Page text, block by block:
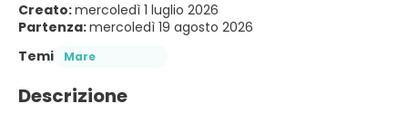
Creato:mercoledì 1 luglio 2026
Partenza:mercoledì 19 agosto 2026
Temi
Mare
Descrizione